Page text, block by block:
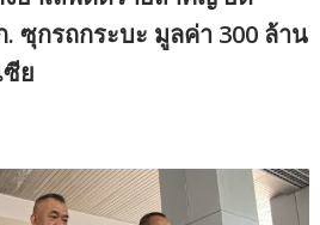
. ซุกรถกระบะ มูลค่า 300 ล้าน
ซีย